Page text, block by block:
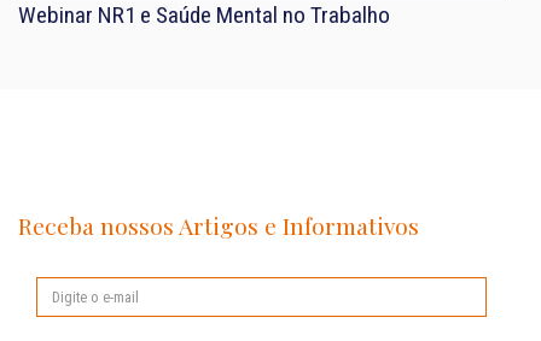
Webinar NR1 e Saúde Mental no Trabalho
Receba nossos Artigos e Informativos